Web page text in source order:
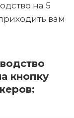
на 5
вам
кнопку